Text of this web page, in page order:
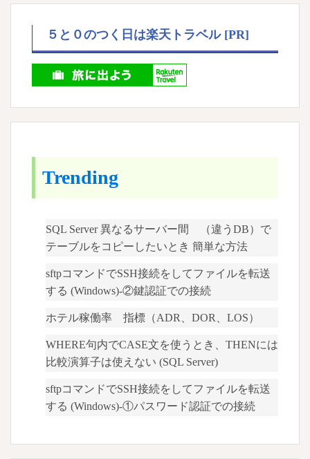
ン
レ
ト
コ
ア
の
方
法
５と０のつく日は楽天トラベル [PR]
Trending
SQL Server 異なるサーバー間 （違うDB）で
テーブルをコピーしたいとき 簡単な方法
sftpコマンドでSSH接続をしてファイルを転送
する (Windows)-②鍵認証での接続
ホテル稼働率 指標（ADR、DOR、LOS）
WHERE句内でCASE文を使うとき、THENには
比較演算子は使えない (SQL Server)
sftpコマンドでSSH接続をしてファイルを転送
する (Windows)-①パスワード認証での接続